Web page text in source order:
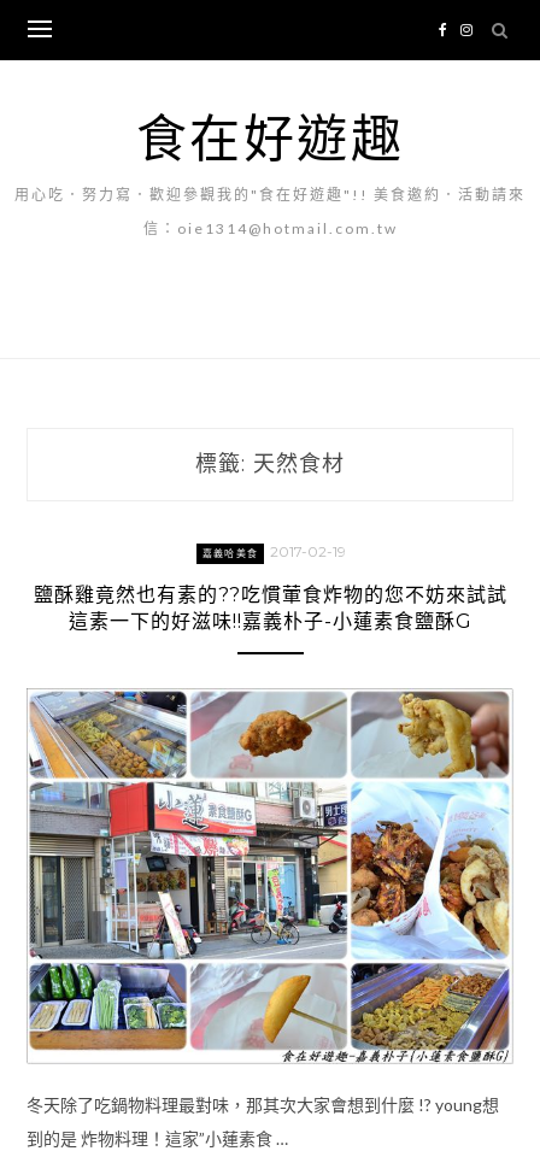
content
食在好遊趣
用心吃．努力寫．歡迎參觀我的"食在好遊趣"!! 美食邀約．活動請來
信：oie1314@hotmail.com.tw
標籤: 天然食材
嘉義哈美食 2017-02-19
鹽酥雞竟然也有素的??吃慣葷食炸物的您不妨來試試
這素一下的好滋味!!嘉義朴子-小蓮素食鹽酥G
冬天除了吃鍋物料理最對味，那其次大家會想到什麼 !? young想
到的是 炸物料理！這家”小蓮素食 …